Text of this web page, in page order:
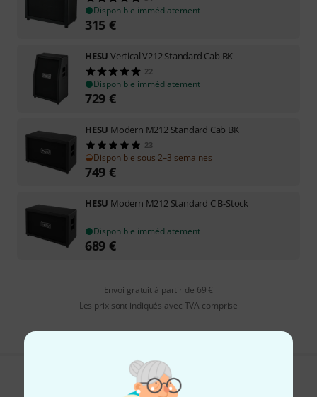
Disponible immédiatement
315 €
HESU Vertical V212 Standard Cab BK
22
Disponible immédiatement
729 €
HESU Modern M212 Standard Cab BK
23
Disponible sous 2–3 semaines
749 €
HESU Modern M212 Standard C B-Stock
Disponible immédiatement
689 €
Envoi gratuit à partir de 69 €
Les prix sont indiqués avec TVA comprise
Aimez-vous ce que vous voyez ?